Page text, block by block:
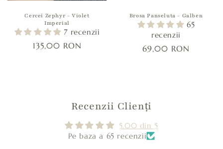
Cercei Zephyr - Violet
Imperial
7 recenzii
135,00 RON
Brosa Panseluta - Galben
65
recenzii
69,00 RON
Recenzii Clienți
5.00 din 5
Pe baza a 65 recenzii